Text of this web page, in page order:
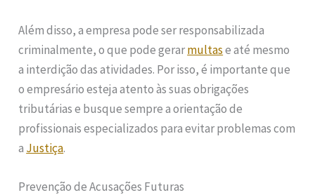
Além disso, a empresa pode ser responsabilizada
criminalmente, o que pode gerarmultase até mesmo
a interdição das atividades. Por isso, é importante que
o empresário esteja atento às suas obrigações
tributárias e busque sempre a orientação de
profissionais especializados para evitar problemas com
a Justiça.
Prevenção de Acusações Futuras